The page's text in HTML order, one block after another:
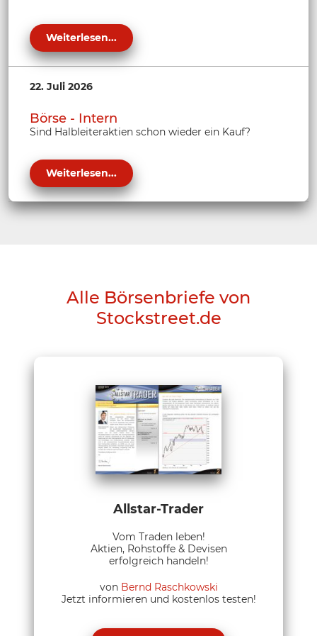
Weiterlesen...
22. Juli 2026
Börse - Intern
Sind Halbleiteraktien schon wieder ein Kauf?
Weiterlesen...
Alle Börsenbriefe von
Stockstreet.de
Allstar-Trader
Vom Traden leben!
Aktien, Rohstoffe & Devisen
erfolgreich handeln!
von Bernd Raschkowski
Jetzt informieren und kostenlos testen!